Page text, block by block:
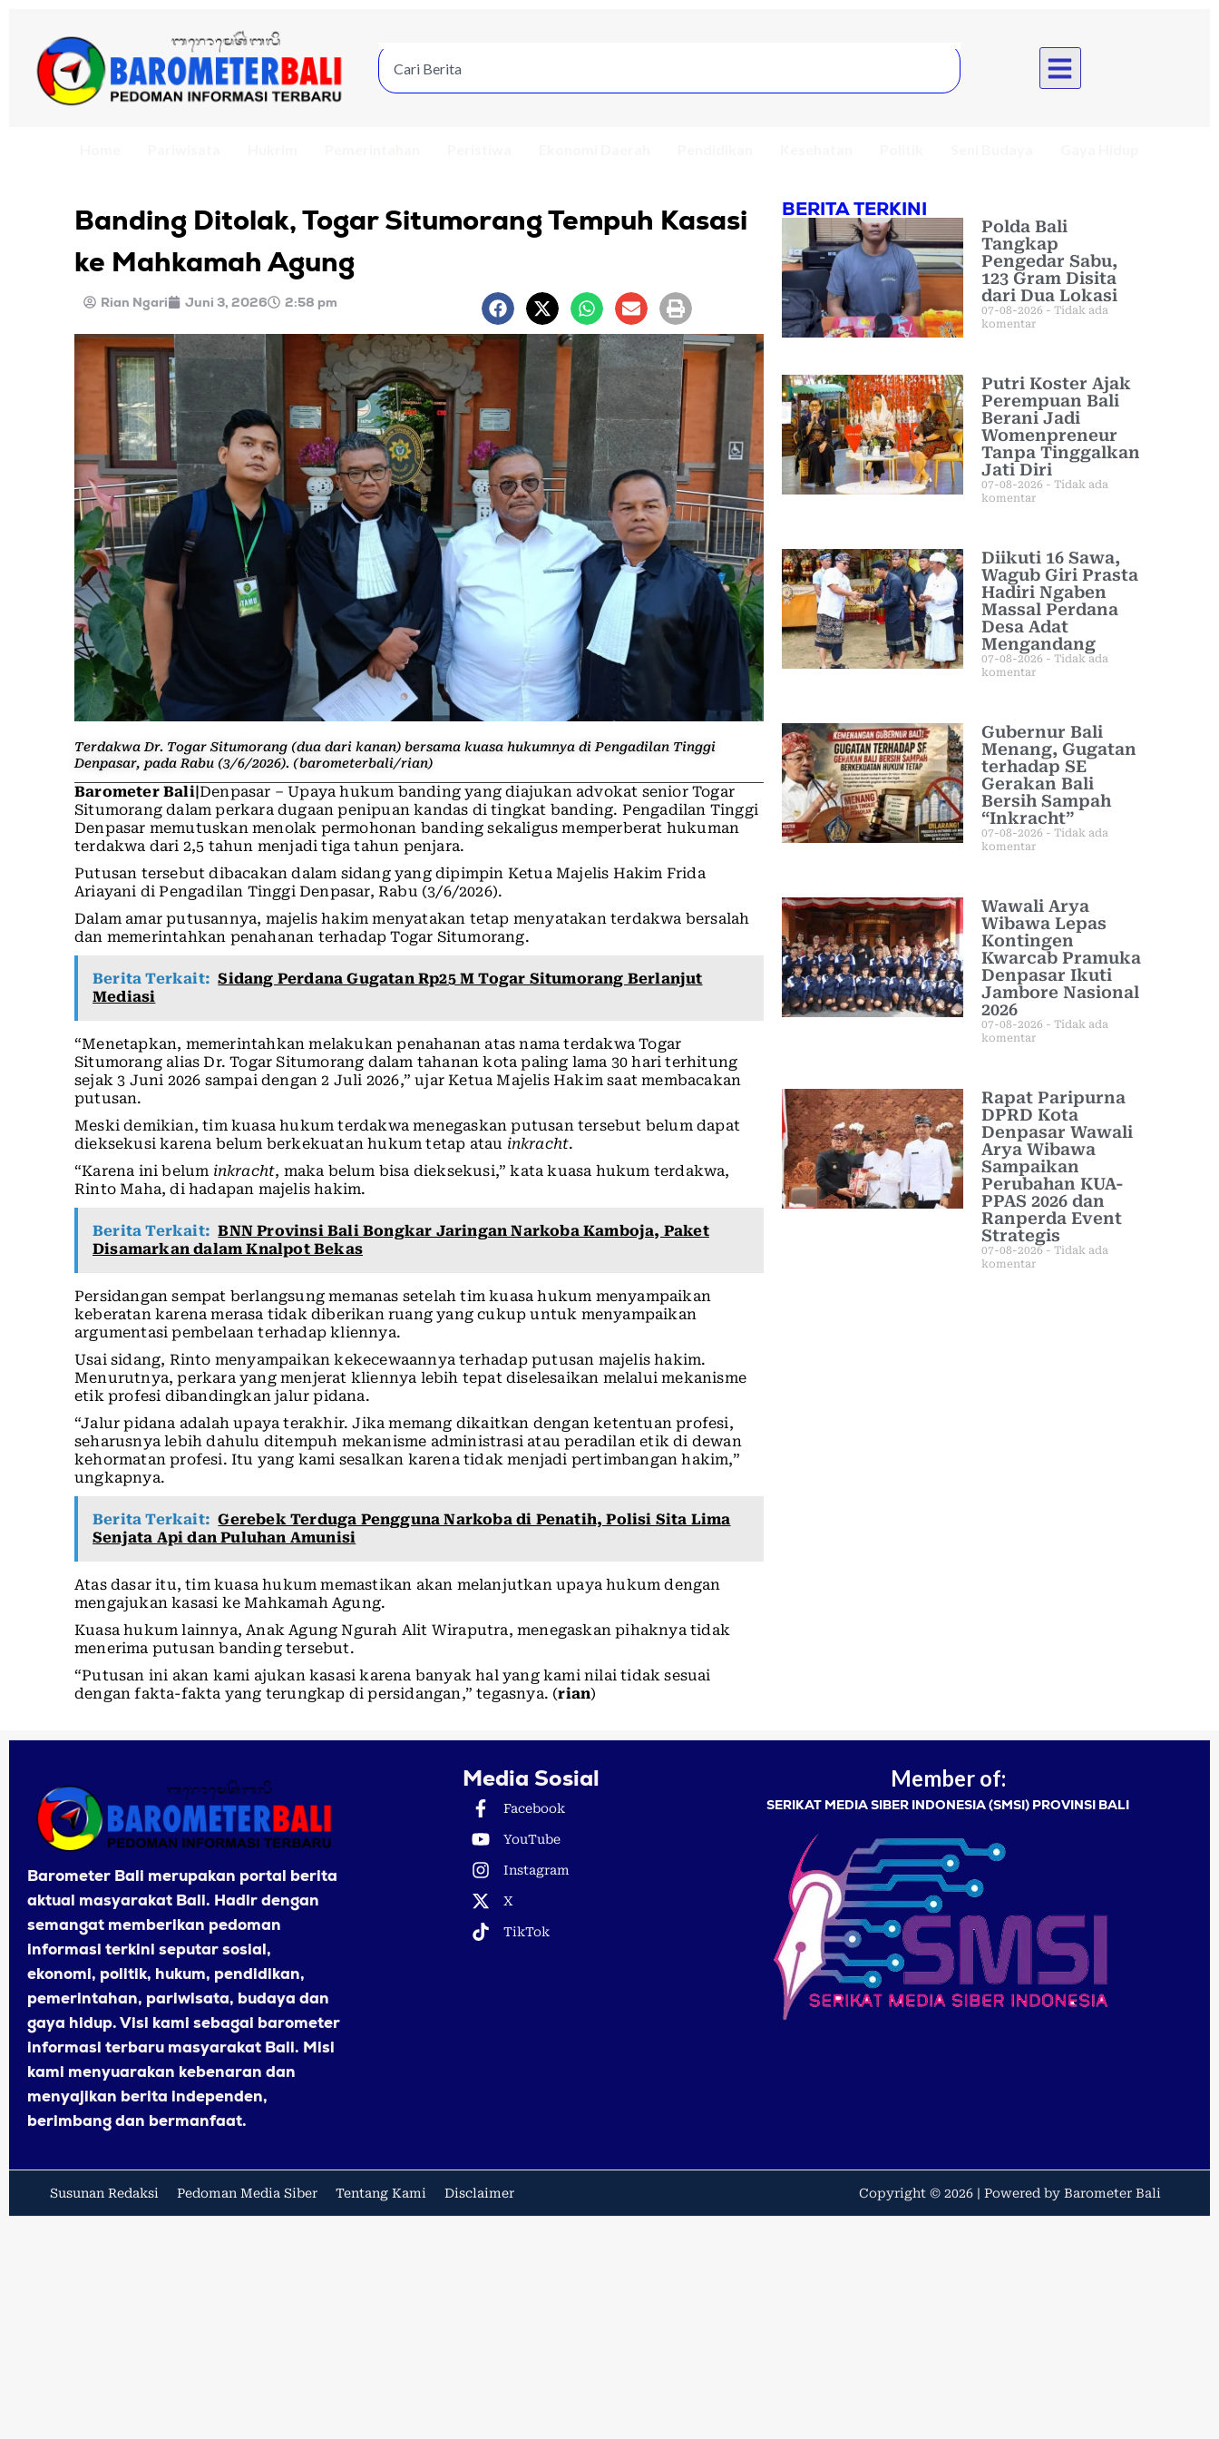
Banding Ditolak, Togar Situmorang Tempuh Kasasi
ke Mahkamah Agung
Rian Ngari Juni 3, 2026 2:58 pm
Terdakwa Dr. Togar Situmorang (dua dari kanan) bersama kuasa hukumnya di Pengadilan Tinggi
Denpasar, pada Rabu (3/6/2026). (barometerbali/rian)
Barometer Bali|Denpasar – Upaya hukum banding yang diajukan advokat senior Togar
Situmorang dalam perkara dugaan penipuan kandas di tingkat banding. Pengadilan Tinggi
Denpasar memutuskan menolak permohonan banding sekaligus memperberat hukuman
terdakwa dari 2,5 tahun menjadi tiga tahun penjara.
Putusan tersebut dibacakan dalam sidang yang dipimpin Ketua Majelis Hakim Frida
Ariayani di Pengadilan Tinggi Denpasar, Rabu (3/6/2026).
Dalam amar putusannya, majelis hakim menyatakan tetap menyatakan terdakwa bersalah
dan memerintahkan penahanan terhadap Togar Situmorang.
Berita Terkait: Sidang Perdana Gugatan Rp25 M Togar Situmorang Berlanjut
Mediasi
“Menetapkan, memerintahkan melakukan penahanan atas nama terdakwa Togar
Situmorang alias Dr. Togar Situmorang dalam tahanan kota paling lama 30 hari terhitung
sejak 3 Juni 2026 sampai dengan 2 Juli 2026,” ujar Ketua Majelis Hakim saat membacakan
putusan.
Meski demikian, tim kuasa hukum terdakwa menegaskan putusan tersebut belum dapat
dieksekusi karena belum berkekuatan hukum tetap atau inkracht.
“Karena ini belum inkracht, maka belum bisa dieksekusi,” kata kuasa hukum terdakwa,
Rinto Maha, di hadapan majelis hakim.
Berita Terkait: BNN Provinsi Bali Bongkar Jaringan Narkoba Kamboja, Paket
Disamarkan dalam Knalpot Bekas
Persidangan sempat berlangsung memanas setelah tim kuasa hukum menyampaikan
keberatan karena merasa tidak diberikan ruang yang cukup untuk menyampaikan
argumentasi pembelaan terhadap kliennya.
Usai sidang, Rinto menyampaikan kekecewaannya terhadap putusan majelis hakim.
Menurutnya, perkara yang menjerat kliennya lebih tepat diselesaikan melalui mekanisme
etik profesi dibandingkan jalur pidana.
“Jalur pidana adalah upaya terakhir. Jika memang dikaitkan dengan ketentuan profesi,
seharusnya lebih dahulu ditempuh mekanisme administrasi atau peradilan etik di dewan
kehormatan profesi. Itu yang kami sesalkan karena tidak menjadi pertimbangan hakim,”
ungkapnya.
Berita Terkait: Gerebek Terduga Pengguna Narkoba di Penatih, Polisi Sita Lima
Senjata Api dan Puluhan Amunisi
Atas dasar itu, tim kuasa hukum memastikan akan melanjutkan upaya hukum dengan
mengajukan kasasi ke Mahkamah Agung.
Kuasa hukum lainnya, Anak Agung Ngurah Alit Wiraputra, menegaskan pihaknya tidak
menerima putusan banding tersebut.
“Putusan ini akan kami ajukan kasasi karena banyak hal yang kami nilai tidak sesuai
dengan fakta-fakta yang terungkap di persidangan,” tegasnya. (rian)
BERITA TERKINI
Polda Bali
Tangkap
Pengedar Sabu,
123 Gram Disita
dari Dua Lokasi
07-08-2026
Tidak ada
komentar
Putri Koster Ajak
Perempuan Bali
Berani Jadi
Womenpreneur
Tanpa Tinggalkan
Jati Diri
07-08-2026
Tidak ada
komentar
Diikuti 16 Sawa,
Wagub Giri Prasta
Hadiri Ngaben
Massal Perdana
Desa Adat
Mengandang
07-08-2026
Tidak ada
komentar
Gubernur Bali
Menang, Gugatan
terhadap SE
Gerakan Bali
Bersih Sampah
“Inkracht”
07-08-2026
Tidak ada
komentar
Wawali Arya
Wibawa Lepas
Kontingen
Kwarcab Pramuka
Denpasar Ikuti
Jambore Nasional
2026
07-08-2026
Tidak ada
komentar
Rapat Paripurna
DPRD Kota
Denpasar Wawali
Arya Wibawa
Sampaikan
Perubahan KUA-
PPAS 2026 dan
Ranperda Event
Strategis
07-08-2026
Tidak ada
komentar
Barometer Bali merupakan portal berita
aktual masyarakat Bali. Hadir dengan
semangat memberikan pedoman
informasi terkini seputar sosial,
ekonomi, politik, hukum, pendidikan,
pemerintahan, pariwisata, budaya dan
gaya hidup. Visi kami sebagai barometer
informasi terbaru masyarakat Bali. Misi
kami menyuarakan kebenaran dan
menyajikan berita independen,
berimbang dan bermanfaat.
Media Sosial
Facebook
YouTube
Instagram
X
TikTok
Member of:
SERIKAT MEDIA SIBER INDONESIA (SMSI) PROVINSI BALI
Susunan Redaksi Pedoman Media Siber Tentang Kami Disclaimer Copyright © 2026 | Powered by Barometer Bali